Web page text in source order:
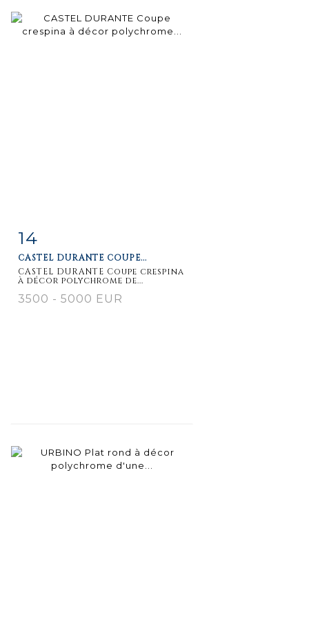
détaillée
14
CASTEL DURANTE COUPE...
CASTEL DURANTE Coupe crespina
à décor polychrome de...
3500 - 5000 EUR